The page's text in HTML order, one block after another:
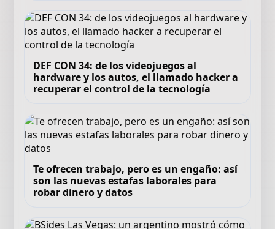
DEF CON 34: de los videojuegos al
hardware y los autos, el llamado hacker a
recuperar el control de la tecnología
Te ofrecen trabajo, pero es un engaño: así
son las nuevas estafas laborales para
robar dinero y datos